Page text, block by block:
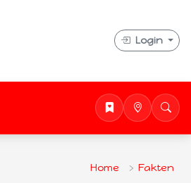
Login
Home Fakten